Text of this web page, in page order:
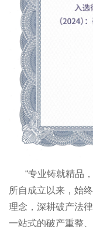
“专业铸就精品，
所自成立以来，始
理念，深耕破产法
一站式的破产重整